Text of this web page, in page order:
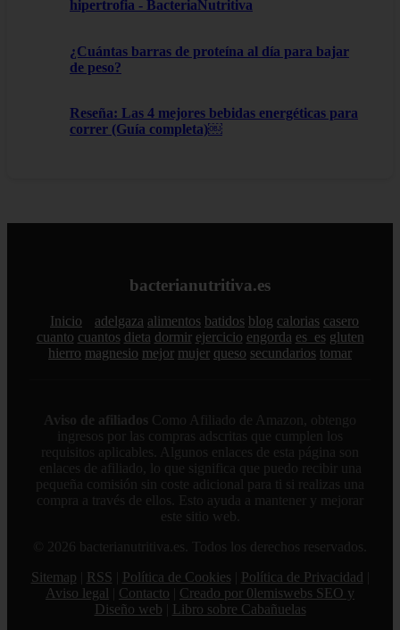
hipertrofia - BacteriaNutritiva
¿Cuántas barras de proteína al día para bajar
de peso?
Reseña: Las 4 mejores bebidas energéticas para
correr (Guía completa)￼
bacterianutritiva.es
Inicio adelgaza alimentos batidos blog calorias casero
cuanto cuantos dieta dormir ejercicio engorda es_es gluten
hierro magnesio mejor mujer queso secundarios tomar
Aviso de afiliados Como Afiliado de Amazon, obtengo
ingresos por las compras adscritas que cumplen los
requisitos aplicables. Algunos enlaces de esta página son
enlaces de afiliado, lo que significa que puedo recibir una
pequeña comisión sin coste adicional para ti si realizas una
compra a través de ellos. Esto ayuda a mantener y mejorar
este sitio web.
© 2026 bacterianutritiva.es. Todos los derechos reservados.
Sitemap
RSS Política de Cookies Política de Privacidad
Aviso legal
Contacto
Creado por 0lemiswebs SEO y
Diseño web
Libro sobre Cabañuelas